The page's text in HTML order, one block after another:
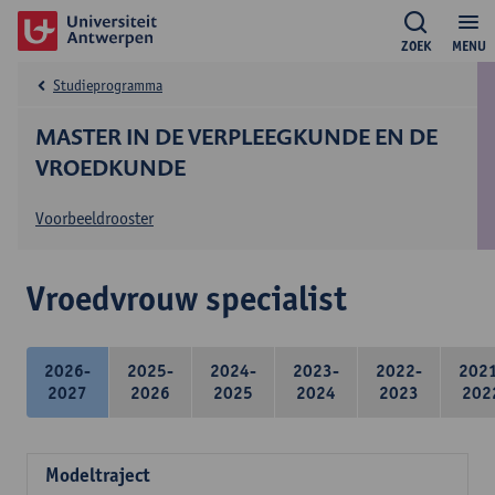
MENU
ZOEK
MASTER IN DE VERPLEEGKUNDE EN DE
VROEDKUNDE
Studieprogramma
Voorbeeldrooster
Vroedvrouw specialist
2026-
2027
2025-
2026
2024-
2025
2023-
2024
2022-
2023
Modeltraject